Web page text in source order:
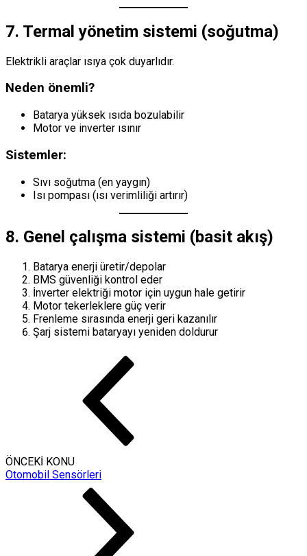
7. Termal yönetim sistemi (soğutma)
Elektrikli araçlar ısıya çok duyarlıdır.
Neden önemli?
Batarya yüksek ısıda bozulabilir
Motor ve inverter ısınır
Sistemler:
Sıvı soğutma (en yaygın)
Isı pompası (ısı verimliliği artırır)
8. Genel çalışma sistemi (basit akış)
Batarya enerji üretir/depolar
BMS güvenliği kontrol eder
İnverter elektriği motor için uygun hale getirir
Motor tekerleklere güç verir
Frenleme sırasında enerji geri kazanılır
Şarj sistemi bataryayı yeniden doldurur
ÖNCEKİ KONU
Otomobil Sensörleri